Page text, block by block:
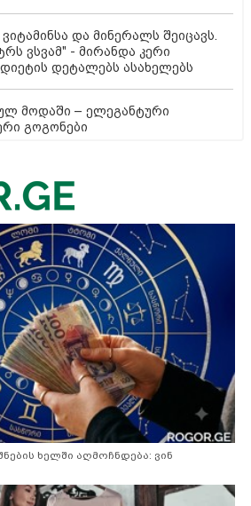
და მინერალს შეიცავს.
ვსვამ" - მირანდა კერი
დეტალებს ასახელებს
მოდაში – ელეგანტური
გოგონები
ხელში აღმოჩნდება: ვინ